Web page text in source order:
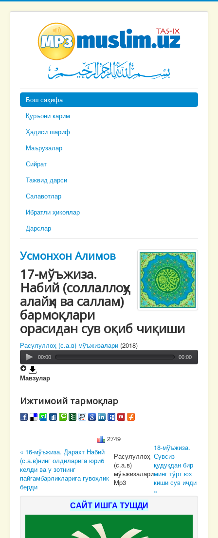
Бош саҳифа
Қуръони карим
Ҳадиси шариф
Маърузалар
Сийрат
Тажвид дарси
Салавотлар
Ибратли ҳикоялар
Дарслар
Усмонхон Алимов
17-мўъжиза.
Набий (соллаллоҳу
алайҳи ва саллам)
бармоқлари
орасидан сув оқиб чиқиши
Расулуллоҳ (с.а.в) мўъжизалари (2018)
00:00 00:00
Мавзулар
Ижтимоий тармоқлар
2749
« 16-мўъжиза. Дарахт Набий
(с.а.в)нинг олдиларига юриб
келди ва у зотнинг
пайғамбарликларига гувоҳлик
берди
Расулуллоҳ
(с.а.в)
мўъжизалари
Mp3
18-мўъжиза.
Сувсиз
қудуқдан бир
минг тўрт юз
киши сув ичди
»
САЙТ ИШГА ТУШДИ